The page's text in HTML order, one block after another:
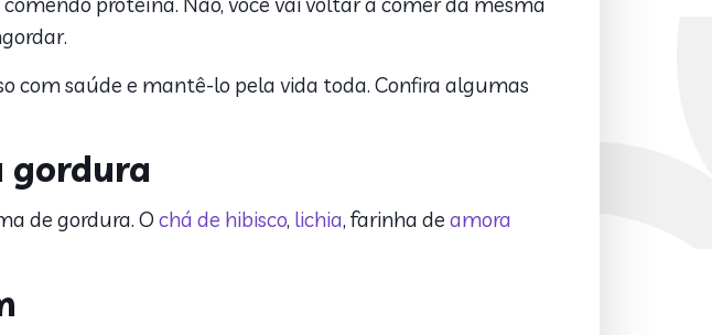
com saúde e mantê-lo pela vida toda. Confira algumas
gordura
de gordura. O chá de hibisco, lichia, farinha de amora